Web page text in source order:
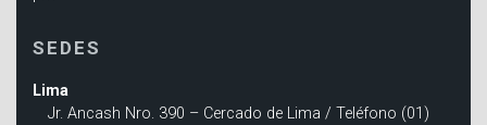
SEDES
Lima
Jr. Ancash Nro. 390 – Cercado de Lima / Teléfono (01)